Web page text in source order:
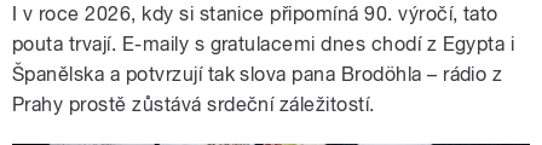
I v roce 2026, kdy si stanice připomíná 90. výročí, tato
pouta trvají. E-maily s gratulacemi dnes chodí z Egypta i
Španělska a potvrzují tak slova pana Brodöhla – rádio z
Prahy prostě zůstává srdeční záležitostí.